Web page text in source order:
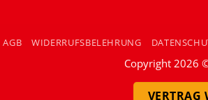
AGB WIDERRUFSBELEHRUNG
Copyright 2026
VERTRAG